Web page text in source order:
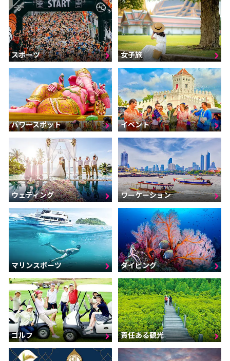
スポーツ 女子旅
パワースポット イベント
ウェディング ワーケーション
マリンスポーツ ダイビング
ゴルフ 責任ある観光